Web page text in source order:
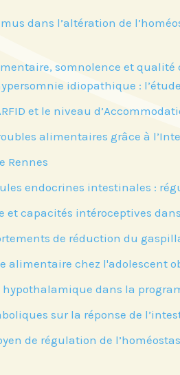
dans l’altération de
somnolence et
idiopathique : l’étude
et le niveau
alimentaires grâce à
Rennes
endocrines intestinales :
capacités intéroceptives dans
de réduction du
alimentaire chez l'adolescent
hypothalamique dans la
sur la réponse de
de régulation de
à notre